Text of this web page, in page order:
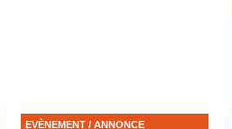
EVÈNEMENT / ANNONCE